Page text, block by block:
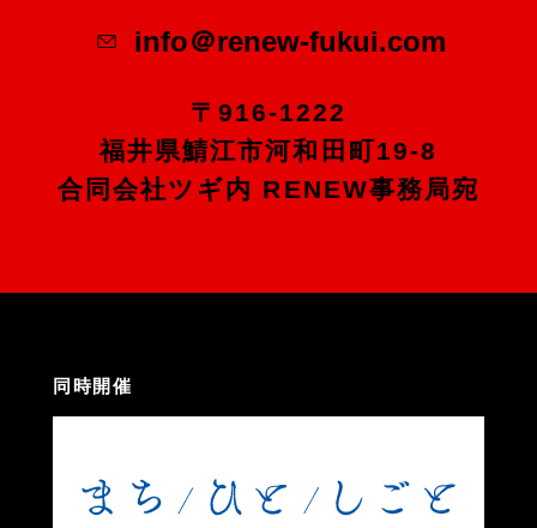
info＠renew-fukui.com
〒916-1222
福井県鯖江市河和田町19-8
合同会社ツギ内 RENEW事務局宛
同時開催